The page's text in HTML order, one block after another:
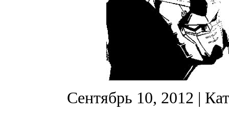
Сентябрь 10, 2012 |